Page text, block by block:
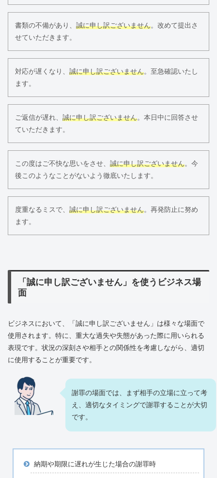
書類の不備があり、 誠に申し訳ございません。改めて提出さ
せていただきます。
対応が遅くなり、 誠に申し訳ございません。至急確認いたし
ます。
ご返信が遅れ、 誠に申し訳ございません。本日中に回答させ
ていただきます。
この度はご不快な思いをさせ、 誠に申し訳ございません。今
後このようなことがないよう徹底いたします。
度重なるミスで、 誠に申し訳ございません。再発防止に努め
ます。
「誠に申し訳ございません」を使うビジネス場
面
ビジネスにおいて、「誠に申し訳ございません」は様々な場面で
使用されます。特に、重大な過失や失態があった際に用いられる
表現です。状況の深刻さや相手との関係性を考慮しながら、適切
に使用することが重要です。
謝罪の場面では、まず相手の立場に立って考
え、適切なタイミングで謝罪することが大切
です。
納期や期限に遅れが生じた場合の謝罪時